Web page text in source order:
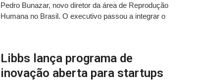
Pedro Bunazar, novo diretor da área de Reprodução
Humana no Brasil. O executivo passou a integrar o
Libbs lança programa de
inovação aberta para startups